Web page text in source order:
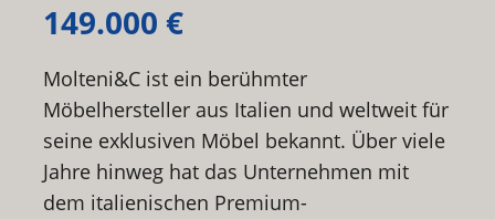
149.000 €
Molteni&C ist ein berühmter
Möbelhersteller aus Italien und weltweit für
seine exklusiven Möbel bekannt. Über viele
Jahre hinweg hat das Unternehmen mit
dem italienischen Premium-